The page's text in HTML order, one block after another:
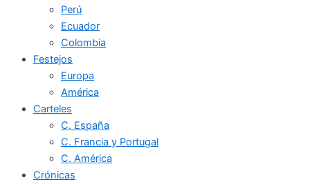
Perú
Ecuador
Colombia
Festejos
Europa
América
Carteles
C. España
C. Francia y Portugal
C. América
Crónicas